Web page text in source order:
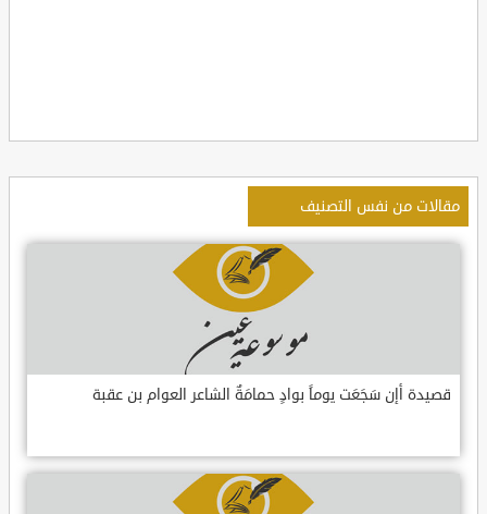
مقالات من نفس التصنيف
قصيدة أإن سَجَعَت يوماً بوادٍ حمامَةٌ الشاعر العوام بن عقبة